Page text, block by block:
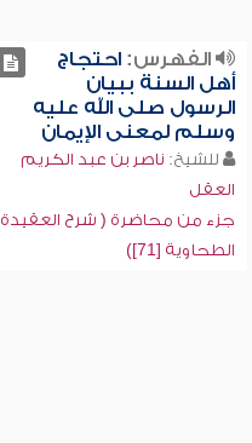
الفهرس:احتجاج
أهل السنة ببيان
الرسول صلى الله عليه
وسلم لمعنى الإيمان
للشيخ: ناصر بن عبد الكريم
العقل
جزء من محاضرة ( شرح العقيدة
الطحاوية [71])